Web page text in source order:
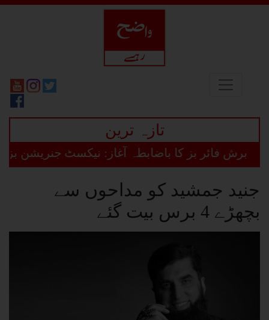
تازہ ترین
برش فائر بز کا باضابطہ آغاز: نیکسٹ جنریشن بزنس
جنید جمشید کو مداحوں سے
بچھڑے 4 برس بیت گئے